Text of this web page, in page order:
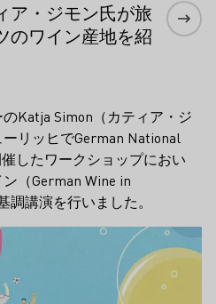
ア・ジモン氏が旅
のワイン産地を紹
Katja Simon（カティア・ジ
リッヒでGerman National
したワークショップにおい
（German Wine in
講演を行いました。